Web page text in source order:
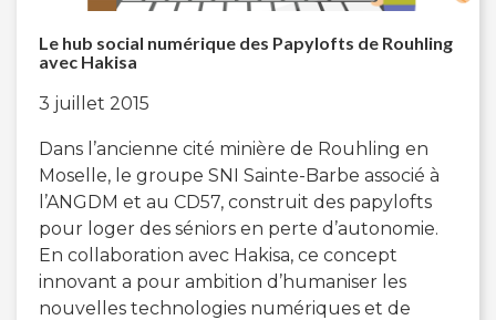
Le hub social numérique des Papylofts de Rouhling
avec Hakisa
3 juillet 2015
Dans l’ancienne cité minière de Rouhling en
Moselle, le groupe SNI Sainte-Barbe associé à
l’ANGDM et au CD57, construit des papylofts
pour loger des séniors en perte d’autonomie.
En collaboration avec Hakisa, ce concept
innovant a pour ambition d’humaniser les
nouvelles technologies numériques et de